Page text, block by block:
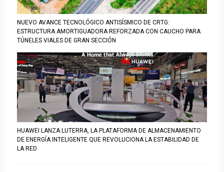
NUEVO AVANCE TECNOLÓGICO ANTISÍSMICO DE CRTG:
ESTRUCTURA AMORTIGUADORA REFORZADA CON CAUCHO PARA
TÚNELES VIALES DE GRAN SECCIÓN
HUAWEI LANZA LUTERRA, LA PLATAFORMA DE ALMACENAMIENTO
DE ENERGÍA INTELIGENTE QUE REVOLUCIONA LA ESTABILIDAD DE
LA RED